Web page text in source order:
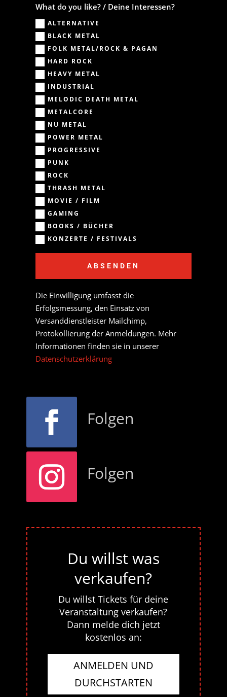
What do you like? / Deine Interessen?
ALTERNATIVE
BLACK METAL
FOLK METAL/ROCK & PAGAN
HARD ROCK
HEAVY METAL
INDUSTRIAL
MELODIC DEATH METAL
METALCORE
NU METAL
POWER METAL
PROGRESSIVE
PUNK
ROCK
THRASH METAL
MOVIE / FILM
GAMING
BOOKS / BÜCHER
KONZERTE / FESTIVALS
ABSENDEN
Die Einwilligung umfasst die
Erfolgsmessung, den Einsatz von
Versanddienstleister Mailchimp,
Protokollierung der Anmeldungen. Mehr
Informationen finden sie in unserer
Datenschutzerklärung
Folgen
Folgen
Du willst was
verkaufen?
Du willst Tickets für deine
Veranstaltung verkaufen?
Dann melde dich jetzt
kostenlos an:
ANMELDEN UND
DURCHSTARTEN